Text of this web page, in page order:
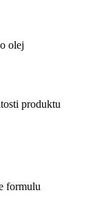
olej
produktu
formulu